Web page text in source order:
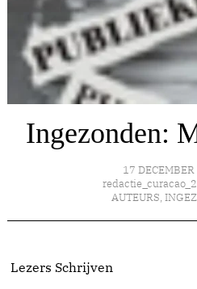
Ingezonden:
17
AUTEURS,
Lezers Schrijven